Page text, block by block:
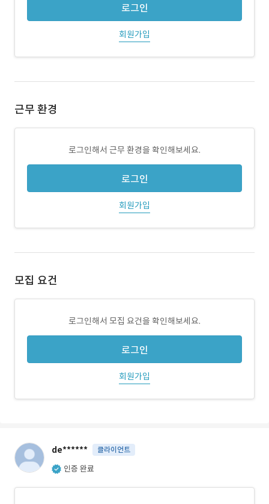
로그인
회원가입
근무 환경
로그인해서 근무 환경을 확인해보세요.
로그인
회원가입
모집 요건
로그인해서 모집 요건을 확인해보세요.
로그인
회원가입
de****** 클라이언트
인증 완료